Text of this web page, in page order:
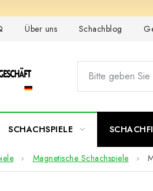
Über uns Schachblog
SCHACHSPIELE
Magnetische Schachspiele